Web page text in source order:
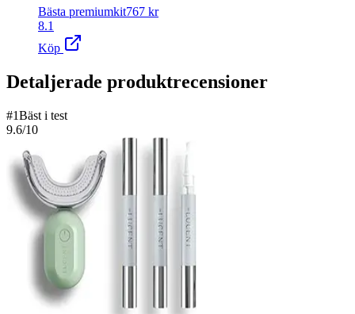
Bästa premiumkit767 kr
8.1
Köp
Detaljerade produktrecensioner
#1Bäst i test
9.6/10